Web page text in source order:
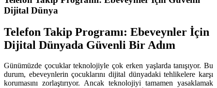
Dijital Dünya
Telefon Takip Programı: Ebeveynler İçin
Dijital Dünyada Güvenli Bir Adım
Günümüzde çocuklar teknolojiyle çok erken yaşlarda tanışıyor. Bu
durum, ebeveynlerin çocuklarını dijital dünyadaki tehlikelere karşı
korumasını zorlaştırıyor. Ancak teknolojiyi tamamen yasaklamak